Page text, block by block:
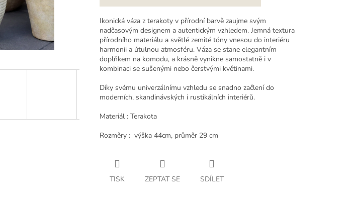
Ikonická váza z terakoty v přírodní barvě zaujme svým
nadčasovým designem a autentickým vzhledem. Jemná textura
přírodního materiálu a světlé zemité tóny vnesou do interiéru
harmonii a útulnou atmosféru. Váza se stane elegantním
doplňkem na komodu, a krásně vynikne samostatně i v
kombinaci se sušenými nebo čerstvými květinami.
Díky svému univerzálnímu vzhledu se snadno začlení do
moderních, skandinávských i rustikálních interiérů.
Materiál : Terakota
Rozměry : výška 44cm, průměr 29 cm
TISK ZEPTAT SE SDÍLET